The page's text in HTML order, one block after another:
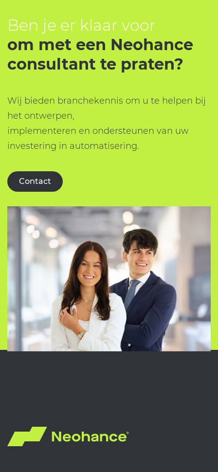
Ben je er klaar voor
om met een Neohance
consultant te praten?
Wij bieden branchekennis om u te helpen bij
het ontwerpen,
implementeren en ondersteunen van uw
investering in automatisering.
Contact